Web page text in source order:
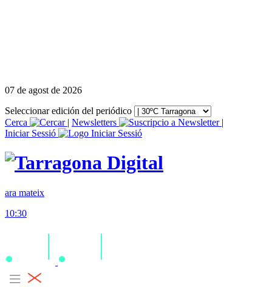
07 de agost de 2026
Seleccionar edición del periódico
Cerca
| Newsletters
|
Iniciar Sessió
ara mateix
10:30